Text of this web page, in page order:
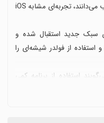
تبلت و هم برای گوشی مناسب می‌دانند، تجربه‌ای مشابه iOS
سبک جدید استقبال شده و
به‌روزرسانی از Google Play و استفاده از فولدر شیشه‌ای را
استفاده از برنامه کمی
لازم است.